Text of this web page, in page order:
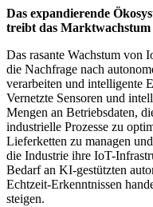
Das expandierende
treibt das Marktwachstum
Das rasante Wachstum von
die Nachfrage nach
verarbeiten und intelligente
Vernetzte Sensoren und
Mengen an Betriebsdaten,
industrielle Prozesse zu
Lieferketten zu managen
die Industrie ihre IoT-
Bedarf an KI-gestützten
Echtzeit-Erkenntnissen
steigen.